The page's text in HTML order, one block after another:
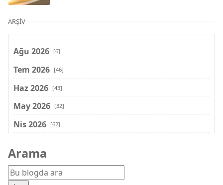
ARŞIV
Ağu 2026 [6]
Tem 2026 [46]
Haz 2026 [43]
May 2026 [32]
Nis 2026 [62]
Şub 2026
Oca 2026 [72]
Arama